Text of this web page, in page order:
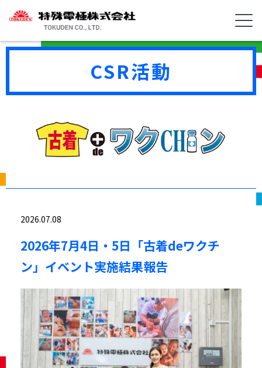
CSR活動
2026.07.08
2026年7月4日・5日「古着deワクチ
ン」イベント実施結果報告